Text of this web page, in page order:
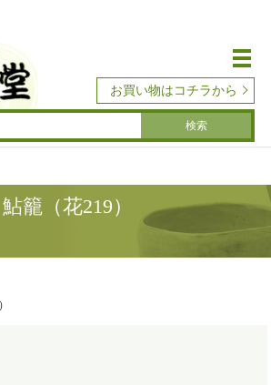
メ
お買い物はコチラから
鮎籠（花219）